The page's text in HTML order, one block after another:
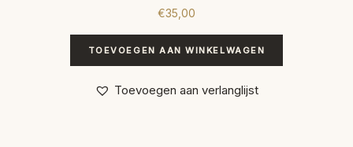
€35,00
TOEVOEGEN AAN WINKELWAGEN
Toevoegen aan verlanglijst